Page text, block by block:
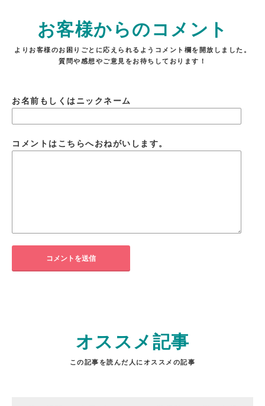
お客様からのコメント
よりお客様のお困りごとに応えられるようコメント欄を開放しました。
質問や感想やご意見をお待ちしております！
お名前もしくはニックネーム
コメントはこちらへおねがいします。
オススメ記事
この記事を読んだ人にオススメの記事